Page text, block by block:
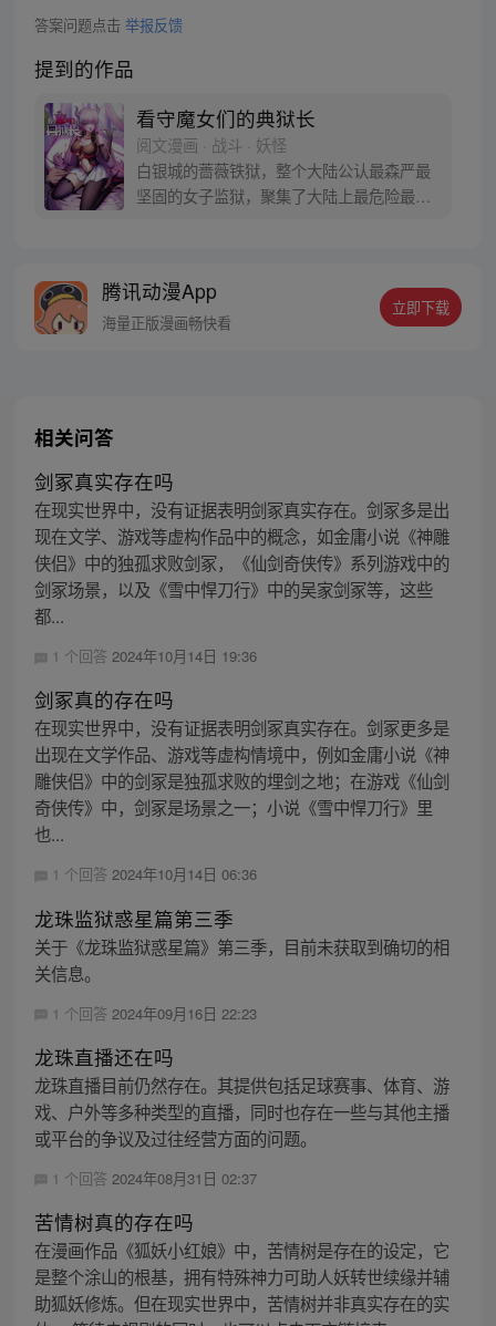
答案问题点击 举报反馈
提到的作品
看守魔女们的典狱长
阅文漫画 · 战斗 · 妖怪
白银城的蔷薇铁狱，整个大陆公认最森严最
坚固的女子监狱，聚集了大陆上最危险最穷
者啊！我只是一个穿越到他身上的普通人，
上面说的那些战斗技能，我都不会啊……
腾讯动漫App
海量正版漫画畅快看
立即下载
相关问答
剑冢真实存在吗
在现实世界中，没有证据表明剑冢真实存在。剑冢多是出
现在文学、游戏等虚构作品中的概念，如金庸小说《神雕
侠侣》中的独孤求败剑冢，《仙剑奇侠传》系列游戏中的
剑冢场景，以及《雪中悍刀行》中的吴家剑冢等，这些
都...
1 个回答 2024年10月14日 19:36
剑冢真的存在吗
在现实世界中，没有证据表明剑冢真实存在。剑冢更多是
出现在文学作品、游戏等虚构情境中，例如金庸小说《神
雕侠侣》中的剑冢是独孤求败的埋剑之地；在游戏《仙剑
奇侠传》中，剑冢是场景之一；小说《雪中悍刀行》里
也...
1 个回答 2024年10月14日 06:36
龙珠监狱惑星篇第三季
关于《龙珠监狱惑星篇》第三季，目前未获取到确切的相
关信息。
1 个回答 2024年09月16日 22:23
龙珠直播还在吗
龙珠直播目前仍然存在。其提供包括足球赛事、体育、游
戏、户外等多种类型的直播，同时也存在一些与其他主播
或平台的争议及过往经营方面的问题。
1 个回答 2024年08月31日 02:37
苦情树真的存在吗
在漫画作品《狐妖小红娘》中，苦情树是存在的设定，它
是整个涂山的根基，拥有特殊神力可助人妖转世续缘并辅
助狐妖修炼。但在现实世界中，苦情树并非真实存在的实